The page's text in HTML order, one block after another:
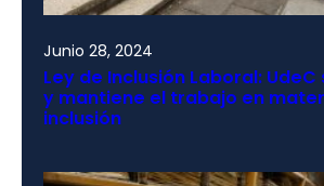
Junio 28, 2024
Ley de Inclusión Laboral:
y mantiene el trabajo en
inclusión